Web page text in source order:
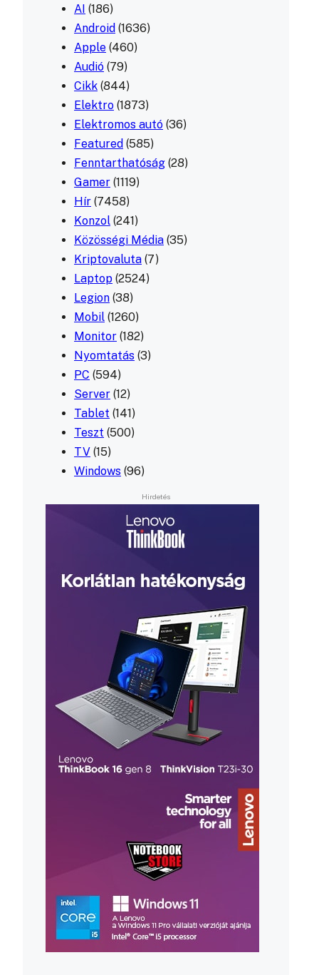
AI (186)
Android (1636)
Apple (460)
Audió (79)
Cikk (844)
Elektro (1873)
Elektromos autó (36)
Featured (585)
Fenntarthatóság (28)
Gamer (1119)
Hír (7458)
Konzol (241)
Közösségi Média (35)
Kriptovaluta (7)
Laptop (2524)
Legion (38)
Mobil (1260)
Monitor (182)
Nyomtatás (3)
PC (594)
Server (12)
Tablet (141)
Teszt (500)
TV (15)
Windows (96)